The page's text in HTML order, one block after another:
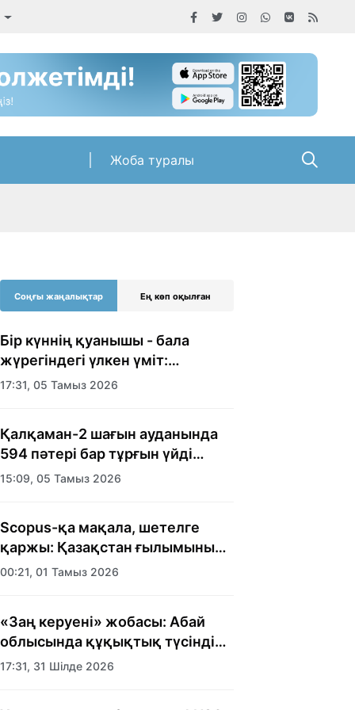
Жоба туралы
Соңғы жаңалықтар Ең көп оқылған
Бір күннің қуанышы - бала
жүрегіндегі үлкен үміт:
Алматыда балалар үйінің
17:31, 05 Тамыз 2026
Қалқаман-2 шағын ауданында
594 пәтері бар тұрғын үйді
салып бітті
15:09, 05 Тамыз 2026
Scopus-қа мақала, шетелге
қаржы: Қазақстан ғылымының
есебі кімге керек?
00:21, 01 Тамыз 2026
«Заң керуені» жобасы: Абай
облысында құқықтық түсіндіру
жұмыстары жалғасуда
17:31, 31 Шілде 2026